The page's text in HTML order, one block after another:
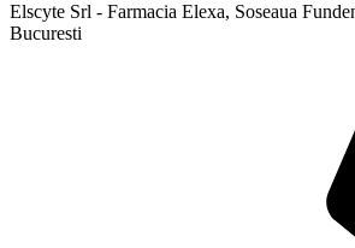
Elscyte Srl - Farmacia Elexa, Soseaua
Bucuresti